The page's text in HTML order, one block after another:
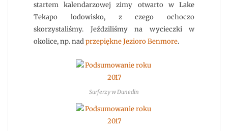
startem kalendarzowej zimy otwarto w Lake
Tekapo lodowisko, z czego ochoczo
skorzystaliśmy. Jeździliśmy na wycieczki w
okolice, np. nadprzepiękne Jezioro Benmore.
Surferzy w Dunedin